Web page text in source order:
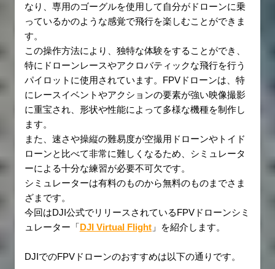
なり、専用のゴーグルを使用して自分がドローンに乗
っているかのような感覚で飛行を楽しむことができま
す。
この操作方法により、独特な体験をすることができ、
特にドローンレースやアクロバティックな飛行を行う
パイロットに使用されています。FPVドローンは、特
にレースイベントやアクションの要素が強い映像撮影
に重宝され、形状や性能によって多様な機種を制作し
ます。
また、速さや操縦の難易度が空撮用ドローンやトイド
ローンと比べて非常に難しくなるため、シミュレータ
ーによる十分な練習が必要不可欠です。
シミュレーターは有料のものから無料のものまでさま
ざまです。
今回はDJI公式でリリースされているFPVドローンシミ
ュレーター「DJI Virtual Flight」を紹介します。
DJIでのFPVドローンのおすすめは以下の通りです。